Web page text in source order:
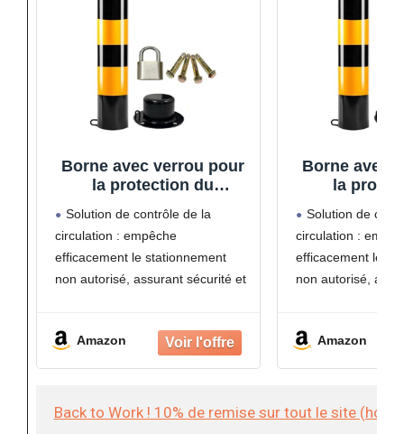
Borne avec verrou pour
la protection du
du trafic, design durable
pour une sécurité et une
gestion du trafic
améliorées
Solution de contrôle de la
circulation : empêche
efficacement le stationnement
non autorisé, assurant sécurité et
Construction robuste : fabriqué
en acier galvanisé, conçu pour
protection durable pour les
Amazon
Borne avec
la
du trafic,
pour une
gestion
Solution de
circulation :
efficacement le
non autorisé,
Construction
en acier
protection durable
Amazon
Back to Work ! 10% de remise sur tout le site (hors